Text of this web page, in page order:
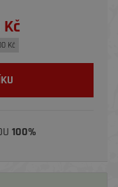
Kč
100%